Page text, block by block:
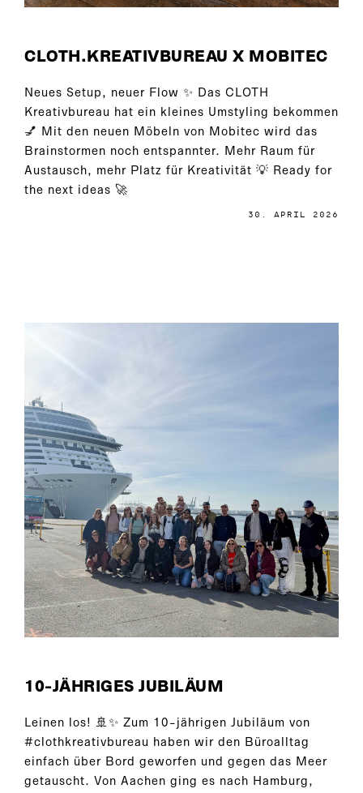
CLOTH.KREATIVBUREAU X MOBITEC
Neues Setup, neuer Flow ✨ Das CLOTH
Kreativbureau hat ein kleines Umstyling bekommen
💅 Mit den neuen Möbeln von Mobitec wird das
Brainstormen noch entspannter. Mehr Raum für
Austausch, mehr Platz für Kreativität 💡 Ready for
the next ideas 🚀
30. APRIL 2026
10-JÄHRIGES JUBILÄUM
Leinen los! 🚢✨ Zum 10-jährigen Jubiläum von
#clothkreativbureau haben wir den Büroalltag
einfach über Bord geworfen und gegen das Meer
getauscht. Von Aachen ging es nach Hamburg,